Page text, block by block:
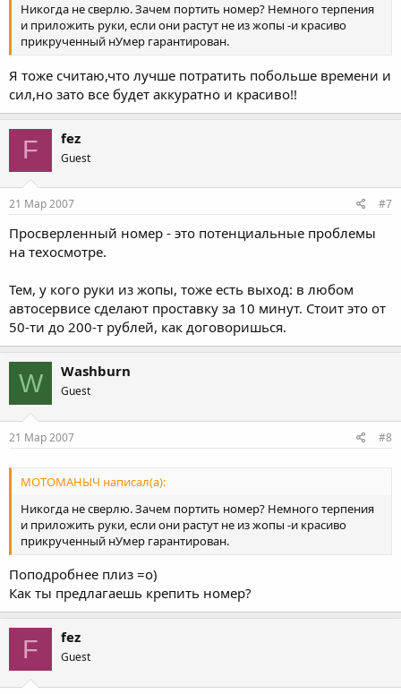
Никогда не сверлю. Зачем портить номер? Немного терпения
и приложить руки, если они растут не из жопы -и красиво
прикрученный нУмер гарантирован.
Я тоже считаю,что лучше потратить побольше времени и
сил,но зато все будет аккуратно и красиво!!
F fez
Guest
21 Мар 2007 #7
Просверленный номер - это потенциальные проблемы
на техосмотре.
Тем, у кого руки из жопы, тоже есть выход: в любом
автосервисе сделают проставку за 10 минут. Стоит это от
50-ти до 200-т рублей, как договоришься.
W Washburn
Guest
21 Мар 2007 #8
МОТОМАНЫЧ написал(а):
Никогда не сверлю. Зачем портить номер? Немного терпения
и приложить руки, если они растут не из жопы -и красиво
прикрученный нУмер гарантирован.
Поподробнее плиз =о)
Как ты предлагаешь крепить номер?
F fez
Guest